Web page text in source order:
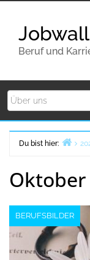
Beruf und
Du bist hier:
Oktober
BERUFSBILDER